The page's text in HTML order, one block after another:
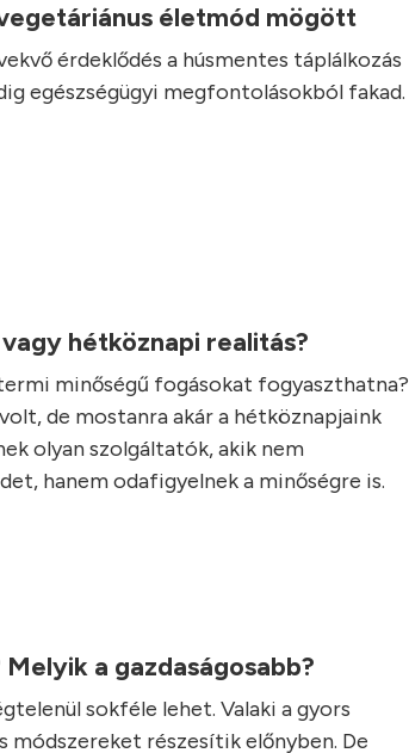
életmód mögött
érdeklődés a húsmentes táplálkozás
egészségügyi megfontolásokból fakad.
hétköznapi realitás?
minőségű fogásokat fogyaszthatna?
de mostanra akár a hétköznapjaink
olyan szolgáltatók, akik nem
hanem odafigyelnek a minőségre is.
a gazdaságosabb?
sokféle lehet. Valaki a gyors
módszereket részesítik előnyben. De